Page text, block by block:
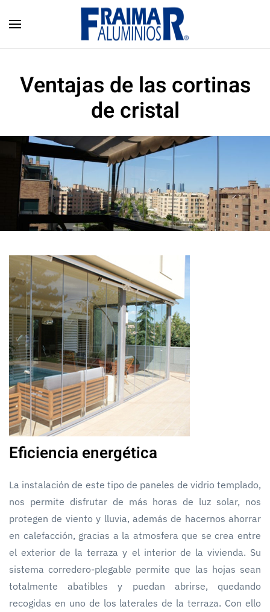
Skip to main content
Ventajas de las cortinas
de cristal
Eficiencia energética
La instalación de este tipo de paneles de vidrio templado,
nos permite disfrutar de más horas de luz solar, nos
protegen de viento y lluvia, además de hacernos ahorrar
en calefacción, gracias a la atmosfera que se crea entre
el exterior de la terraza y el interior de la vivienda. Su
sistema corredero-plegable permite que las hojas sean
totalmente abatibles y puedan abrirse, quedando
recogidas en uno de los laterales de la terraza. Con ello